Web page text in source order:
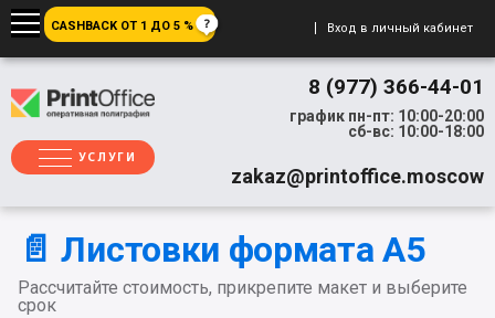
CASHBACK ОТ 1 ДО 5 % Вход в личный кабинет
УСЛУГИ
8 (977) 366-44-01
график пн-пт: 10:00-20:00
сб-вс: 10:00-18:00
zakaz@printoffice.moscow
📄 Листовки формата A5
Рассчитайте стоимость, прикрепите макет и выберите
срок